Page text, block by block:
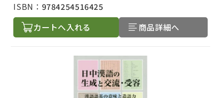
ISBN： 9784254516425
カートへ入れる 商品詳細へ